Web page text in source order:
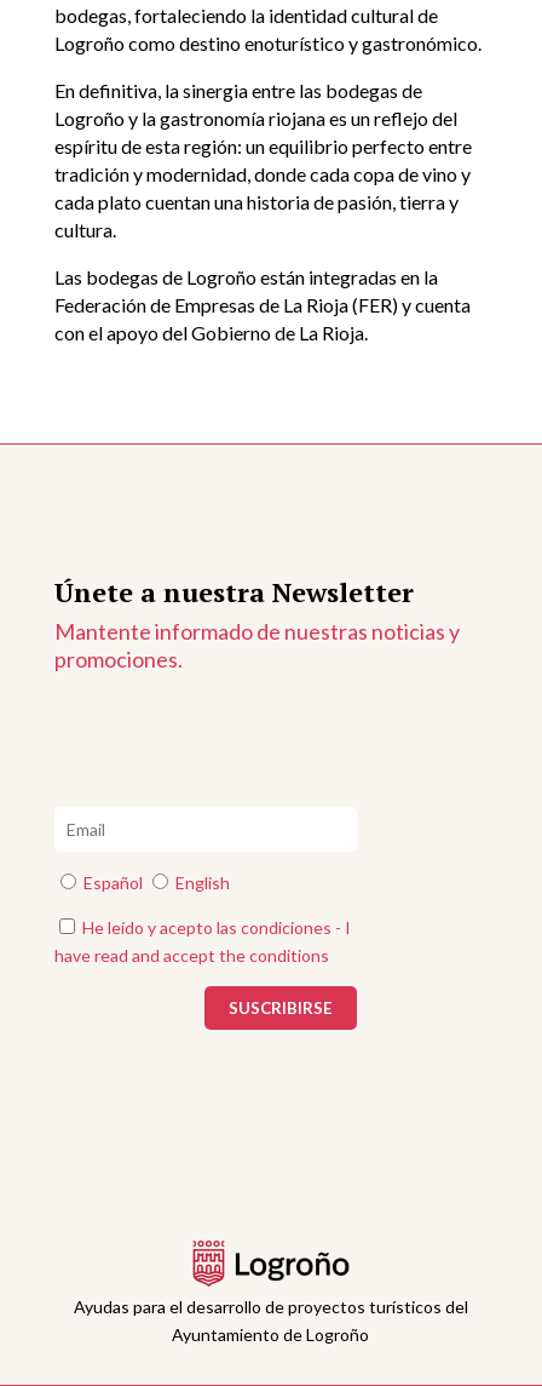
bodegas, fortaleciendo la identidad cultural de
Logroño como destino enoturístico y gastronómico.
En definitiva, la sinergia entre las bodegas de
Logroño y la gastronomía riojana es un reflejo del
espíritu de esta región: un equilibrio perfecto entre
tradición y modernidad, donde cada copa de vino y
cada plato cuentan una historia de pasión, tierra y
cultura.
Las bodegas de Logroño están integradas en la
Federación de Empresas de La Rioja (FER) y cuenta
con el apoyo del Gobierno de La Rioja.
Únete a nuestra Newsletter
Mantente informado de nuestras noticias y
promociones.
Español English
He leído y acepto las condiciones - I
have read and accept the conditions
Ayudas para el desarrollo de proyectos turísticos del
Ayuntamiento de Logroño